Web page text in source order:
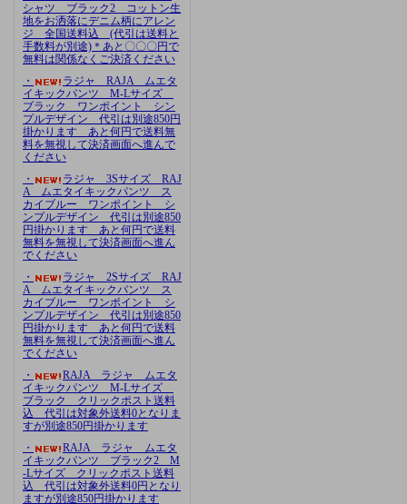
シャツ ブラック2 コットン生
地をお洒落にデニム柄にアレン
ジ 全国送料込 (代引は送料と
手数料が別途)＊あと〇〇〇円で
無料は関係なくご決済ください
・
ラジャ RAJA ムエタ
イキックパンツ M-Lサイズ
ブラック ワンポイント シン
プルデザイン 代引は別途850円
掛かります あと何円で送料無
料を無視して決済画面へ進んで
ください
・
ラジャ 3Sサイズ RAJ
A ムエタイキックパンツ ス
カイブルー ワンポイント シ
ンプルデザイン 代引は別途850
円掛かります あと何円で送料
無料を無視して決済画面へ進ん
でください
・
ラジャ 2Sサイズ RAJ
A ムエタイキックパンツ ス
カイブルー ワンポイント シ
ンプルデザイン 代引は別途850
円掛かります あと何円で送料
無料を無視して決済画面へ進ん
でください
・
RAJA ラジャ ムエタ
イキックパンツ M-Lサイズ
ブラック クリックポスト送料
込 代引は対象外送料0となりま
すが別途850円掛かります
・
RAJA ラジャ ムエタ
イキックパンツ ブラック2 M
-Lサイズ クリックポスト送料
込 代引は対象外送料0円となり
ますが別途850円掛かります